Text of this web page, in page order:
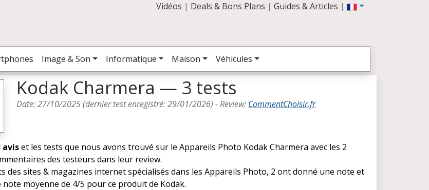
Vidéos | Deals & Bons Plans |Guides & Articles |
Image & Son Informatique Maison Véhicules
Kodak Charmera — 3 tests
Date:27/10/2025(dernier test enregistré:29/01/2026) -Review: CommentChoisir.fr
aviset les tests que nous avons trouvé sur le Appareils Photo Kodak Charmera avec les 2
des testeurs dans leur review.
des sites & magazines internet spécialisés dans les Appareils Photo, 2 ont donné une note et
moyenne de 4/5 pour ce produit de Kodak.